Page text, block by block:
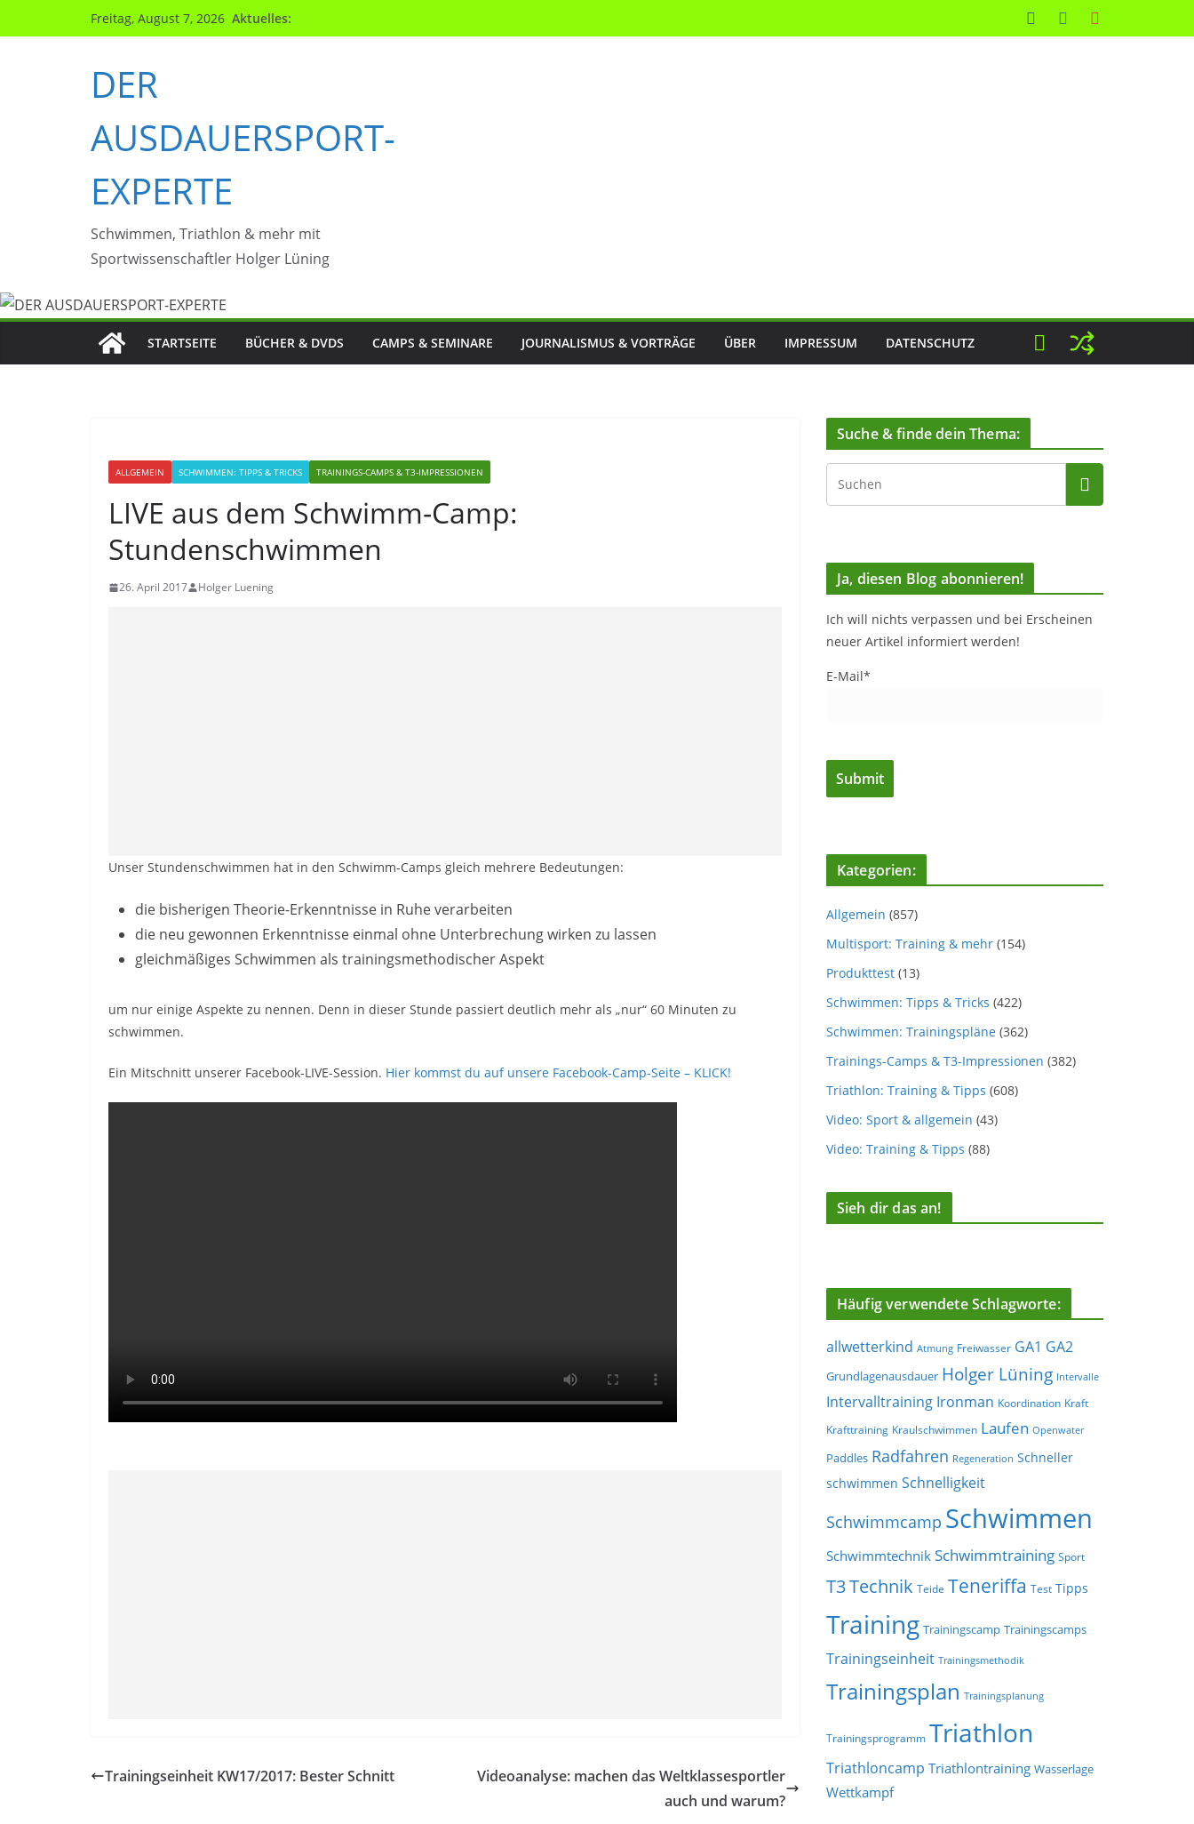
Inhalt
Freitag, August 7, 2026 Aktuelles:
DER
AUSDAUERSPORT-
EXPERTE
Schwimmen, Triathlon & mehr mit
Sportwissenschaftler Holger Lüning
STARTSEITE BÜCHER & DVDS CAMPS & SEMINARE JOURNALISMUS & VORTRÄGE ÜBER IMPRESSUM DATENSCHUTZ
ALLGEMEIN SCHWIMMEN: TIPPS & TRICKS TRAININGS-CAMPS & T3-IMPRESSIONEN
LIVE aus dem Schwimm-Camp:
Stundenschwimmen
26. April 2017 Holger Luening
Unser Stundenschwimmen hat in den Schwimm-Camps gleich mehrere Bedeutungen:
die bisherigen Theorie-Erkenntnisse in Ruhe verarbeiten
die neu gewonnen Erkenntnisse einmal ohne Unterbrechung wirken zu lassen
gleichmäßiges Schwimmen als trainingsmethodischer Aspekt
um nur einige Aspekte zu nennen. Denn in dieser Stunde passiert deutlich mehr als „nur“ 60 Minuten zu
schwimmen.
Ein Mitschnitt unserer Facebook-LIVE-Session. Hier kommst du auf unsere Facebook-Camp-Seite – KLICK!
Trainingseinheit KW17/2017: Bester Schnitt
Videoanalyse: machen das Weltklassesportler
auch und warum?
Suche & finde dein Thema:
Ja, diesen Blog abonnieren!
Ich will nichts verpassen und bei Erscheinen
neuer Artikel informiert werden!
E-Mail*
Kategorien:
Allgemein (857)
Multisport: Training & mehr (154)
Produkttest (13)
Schwimmen: Tipps & Tricks (422)
Schwimmen: Trainingspläne (362)
Trainings-Camps & T3-Impressionen (382)
Triathlon: Training & Tipps (608)
Video: Sport & allgemein (43)
Video: Training & Tipps (88)
Sieh dir das an!
Häufig verwendete Schlagworte:
allwetterkind Atmung Freiwasser GA1 GA2
Grundlagenausdauer Holger Lüning Intervalle
Intervalltraining Ironman Koordination Kraft
Krafttraining Kraulschwimmen Laufen Openwater
Paddles Radfahren Regeneration Schneller
schwimmen Schnelligkeit
Schwimmcamp Schwimmen
Schwimmtechnik Schwimmtraining Sport
T3Technik Teide Teneriffa Test Tipps
Training Trainingscamp Trainingscamps
Trainingseinheit Trainingsmethodik
Trainingsplan Trainingsplanung
Trainingsprogramm Triathlon
Triathloncamp Triathlontraining Wasserlage
Wettkampf